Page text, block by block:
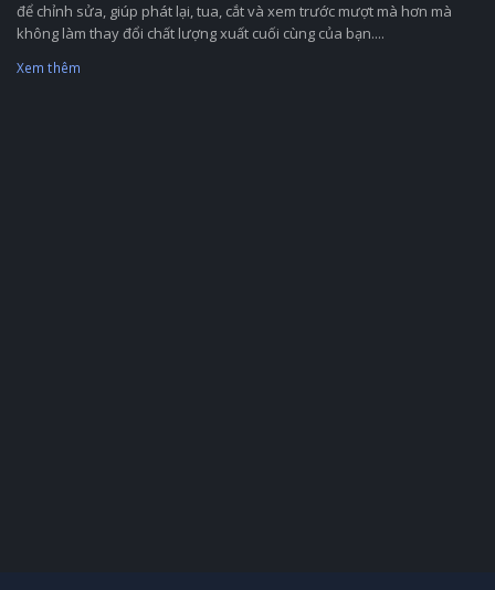
để chỉnh sửa, giúp phát lại, tua, cắt và xem trước mượt mà hơn mà
không làm thay đổi chất lượng xuất cuối cùng của bạn....
Xem thêm